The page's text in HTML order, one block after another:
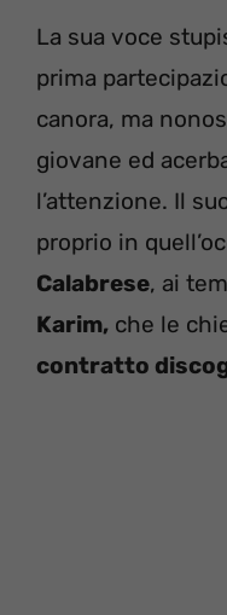
La sua voce
prima
canora, ma
giovane ed
l’attenzione. Il
proprio in
Calabrese, ai
Karim, che le
contratto